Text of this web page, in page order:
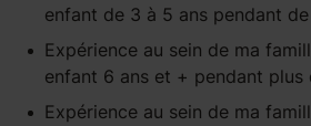
enfant de 3 à 5 ans pendant
Expérience au sein de ma
enfant 6 ans et + pendant plus
Expérience au sein de ma